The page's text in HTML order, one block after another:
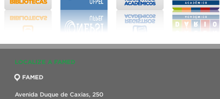
LOCALIZE A FAMED
FAMED
Avenida Duque de Caxias, 250